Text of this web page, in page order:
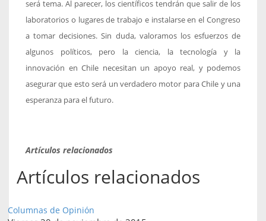
será tema. Al parecer, los científicos tendrán que salir de los
laboratorios o lugares de trabajo e instalarse en el Congreso
a tomar decisiones. Sin duda, valoramos los esfuerzos de
algunos políticos, pero la ciencia, la tecnología y la
innovación en Chile necesitan un apoyo real, y podemos
asegurar que esto será un verdadero motor para Chile y una
esperanza para el futuro.
Artículos relacionados
Artículos relacionados
Columnas de Opinión